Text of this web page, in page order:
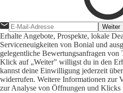
Weiter
Erhalte Angebote, Prospekte, lokale
Serviceneuigkeiten von Bonial und
gelegentliche Bewertungsanfragen
Klick auf „Weiter" willigst du in den
kannst deine Einwilligung jederzeit
widerrufen. Weitere Informationen zur
zur Analyse von Öffnungen und Klicks